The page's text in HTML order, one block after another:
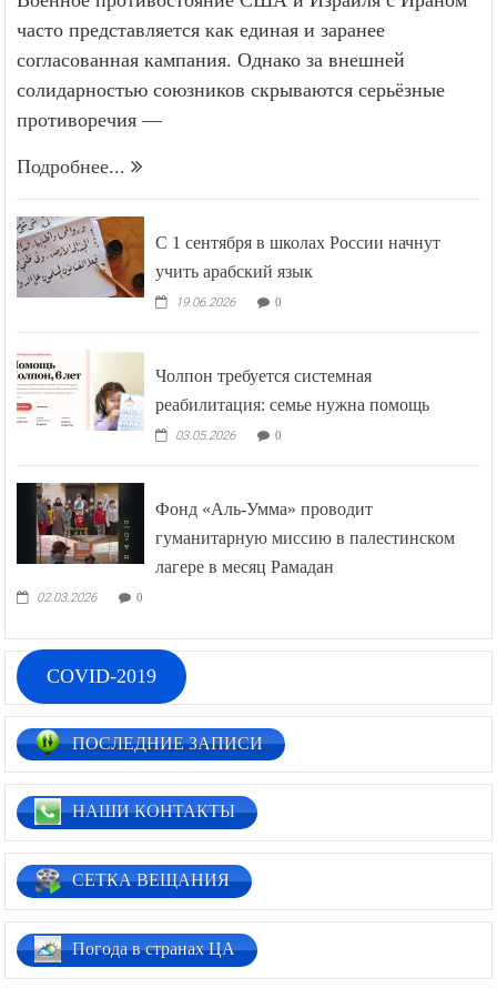
часто представляется как единая и заранее
согласованная кампания. Однако за внешней
солидарностью союзников скрываются серьёзные
противоречия —
Подробнее...
С 1 сентября в школах России начнут
учить арабский язык
19.06.2026 0
Чолпон требуется системная
реабилитация: семье нужна помощь
03.05.2026 0
Фонд «Аль-Умма» проводит
гуманитарную миссию в палестинском
лагере в месяц Рамадан
02.03.2026 0
COVID-2019
ПОСЛЕДНИЕ ЗАПИСИ
НАШИ КОНТАКТЫ
СЕТКА ВЕЩАНИЯ
Погода в странах ЦА